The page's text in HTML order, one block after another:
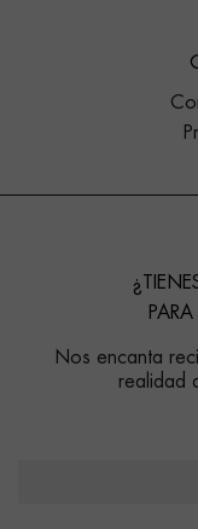
Nos encanta
realidad